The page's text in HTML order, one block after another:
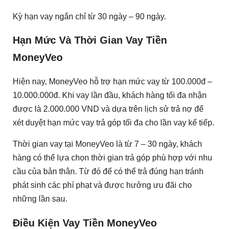
Kỳ hạn vay ngắn chỉ từ 30 ngày – 90 ngày.
Hạn Mức Và Thời Gian Vay Tiền
MoneyVeo
Hiện nay, MoneyVeo hỗ trợ hạn mức vay từ 100.000đ –
10.000.000đ. Khi vay lần đầu, khách hàng tối đa nhận
được là 2.000.000 VND và dựa trên lịch sử trả nợ để
xét duyệt hạn mức vay trả góp tối đa cho lần vay kế tiếp.
Thời gian vay tại MoneyVeo là từ 7 – 30 ngày, khách
hàng có thể lựa chọn thời gian trả góp phù hợp với nhu
cầu của bản thân. Từ đó để có thể trả đúng hạn tránh
phát sinh các phí phạt và được hưởng ưu đãi cho
những lần sau.
Điều Kiện Vay Tiền MoneyVeo